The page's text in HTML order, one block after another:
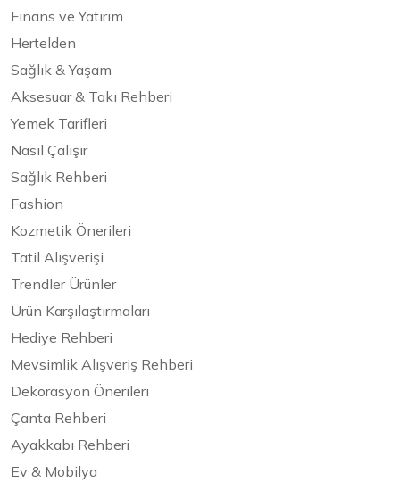
Finans ve Yatırım
Hertelden
Sağlık & Yaşam
Aksesuar & Takı Rehberi
Yemek Tarifleri
Nasıl Çalışır
Sağlık Rehberi
Fashion
Kozmetik Önerileri
Tatil Alışverişi
Trendler Ürünler
Ürün Karşılaştırmaları
Hediye Rehberi
Mevsimlik Alışveriş Rehberi
Dekorasyon Önerileri
Çanta Rehberi
Ayakkabı Rehberi
Ev & Mobilya